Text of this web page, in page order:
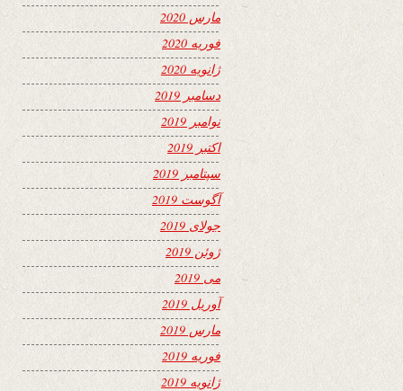
مارس 2020
فوریه 2020
ژانویه 2020
دسامبر 2019
نوامبر 2019
اکتبر 2019
سپتامبر 2019
آگوست 2019
جولای 2019
ژوئن 2019
می 2019
آوریل 2019
مارس 2019
فوریه 2019
ژانویه 2019